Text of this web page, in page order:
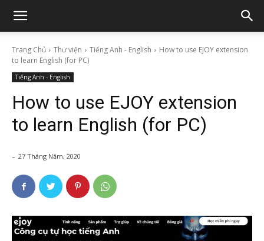
Trang Chủ Thư viện Tiếng Anh - English
How to use EJOY extension
to learn English (for PC)
Tiếng Anh - English
How to use EJOY extension
to learn English (for PC)
- 27 Tháng Năm, 2020